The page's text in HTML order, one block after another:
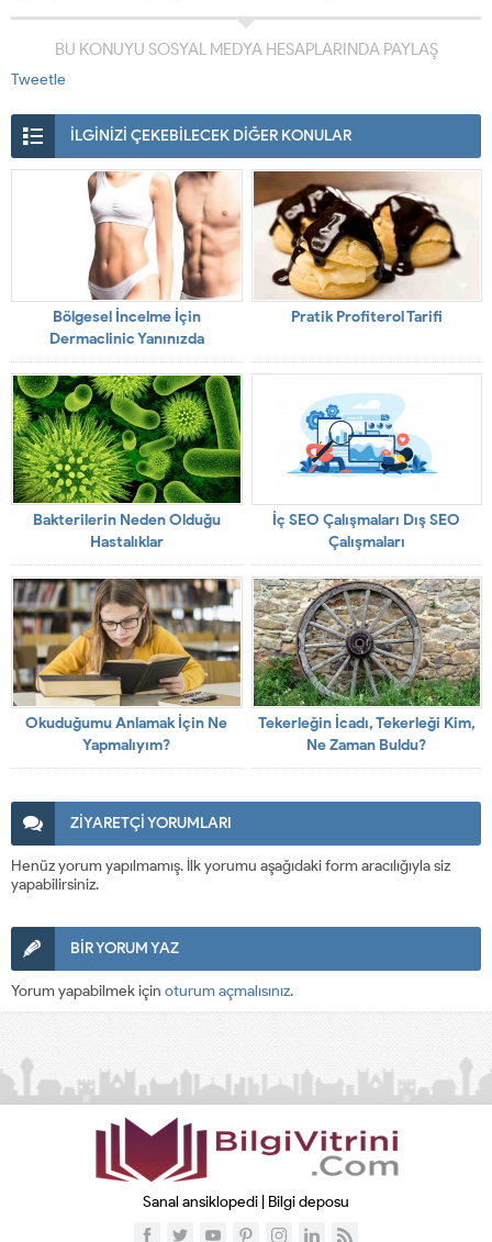
BU KONUYU SOSYAL MEDYA HESAPLARINDA PAYLAŞ
Tweetle
İLGİNİZİ ÇEKEBİLECEK DİĞER KONULAR
Bölgesel İncelme İçin
Dermaclinic Yanınızda
Pratik Profiterol Tarifi
Bakterilerin Neden Olduğu
Hastalıklar
İç SEO Çalışmaları Dış SEO
Çalışmaları
Okuduğumu Anlamak İçin Ne
Yapmalıyım?
Tekerleğin İcadı, Tekerleği Kim,
Ne Zaman Buldu?
ZİYARETÇİ YORUMLARI
Henüz yorum yapılmamış. İlk yorumu aşağıdaki form aracılığıyla siz
yapabilirsiniz.
BİR YORUM YAZ
Yorum yapabilmek için oturum açmalısınız.
Sanal ansiklopedi | Bilgi deposu